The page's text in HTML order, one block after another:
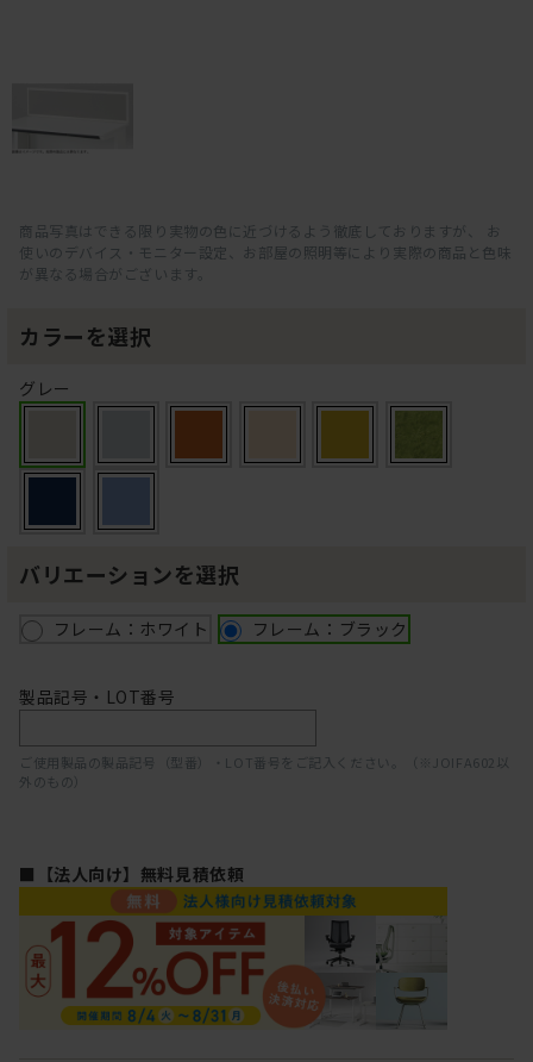
商品写真はできる限り実物の色に近づけるよう徹底しておりますが、 お
使いのデバイス・モニター設定、お部屋の照明等により実際の商品と色味
が異なる場合がございます。
カラーを選択
グレー
バリエーションを選択
フレーム：ホワイト フレーム：ブラック
製品記号・LOT番号
ご使用製品の製品記号（型番）・LOT番号をご記入ください。（※JOIFA602以
外のもの）
■【法人向け】無料見積依頼